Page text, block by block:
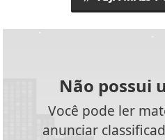
Não possui
Você pode ler
anunciar